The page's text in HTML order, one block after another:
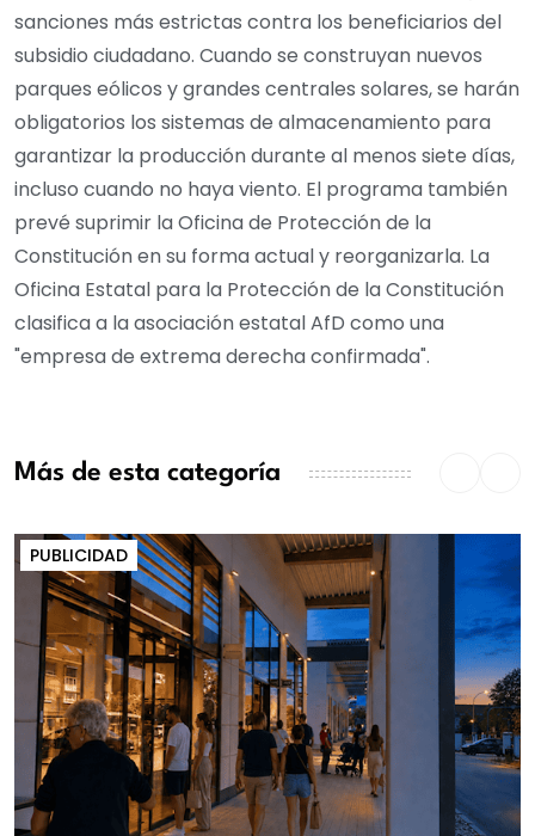
sanciones más estrictas contra los beneficiarios del
subsidio ciudadano. Cuando se construyan nuevos
parques eólicos y grandes centrales solares, se harán
obligatorios los sistemas de almacenamiento para
garantizar la producción durante al menos siete días,
incluso cuando no haya viento. El programa también
prevé suprimir la Oficina de Protección de la
Constitución en su forma actual y reorganizarla. La
Oficina Estatal para la Protección de la Constitución
clasifica a la asociación estatal AfD como una
"empresa de extrema derecha confirmada".
Más de esta categoría
PUBLICIDAD